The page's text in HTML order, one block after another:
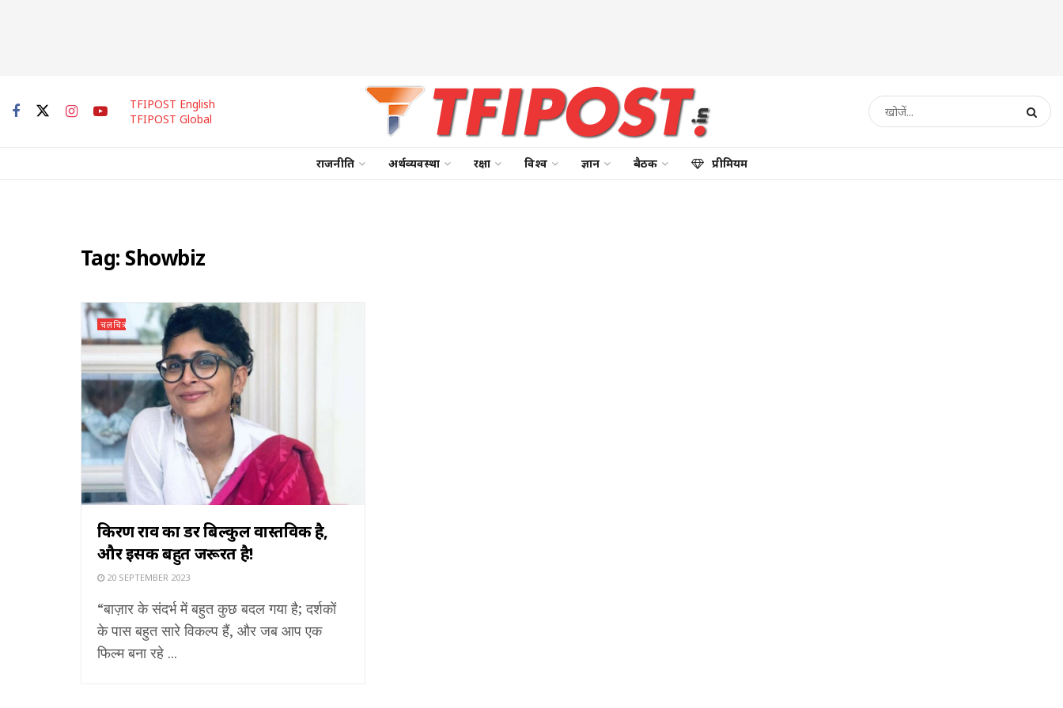
TFIPOST English
TFIPOST Global
राजनीति अर्थव्यवस्था रक्षा विश्व ज्ञान बैठक प्रीमियम
Tag: Showbiz
चलचित्र
किरण राव का डर बिल्कुल वास्तविक है,
और इसकी बहुत जरूरत है!
20 SEPTEMBER 2023
“बाज़ार के संदर्भ में बहुत कुछ बदल गया है; दर्शकों
के पास बहुत सारे विकल्प हैं, और जब आप एक
फिल्म बना रहे ...